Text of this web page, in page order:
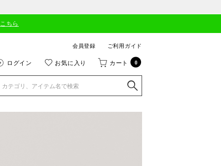
ちら
会員登録 ご利用ガイド
ログイン お気に入り カート 0